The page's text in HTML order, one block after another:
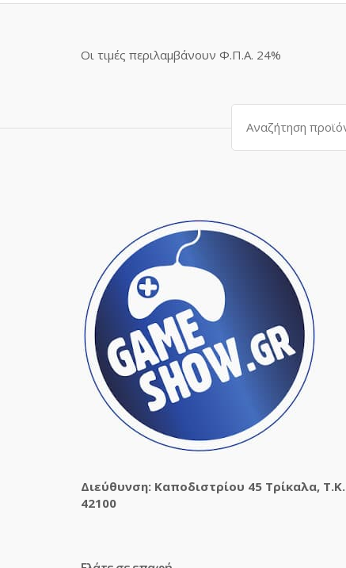
Οι τιμές περιλαμβάνουν Φ.Π.Α. 24%
Αναζήτηση
για:
Διεύθυνση: Καποδιστρίου 45 Τρίκαλα, Τ.Κ.
42100